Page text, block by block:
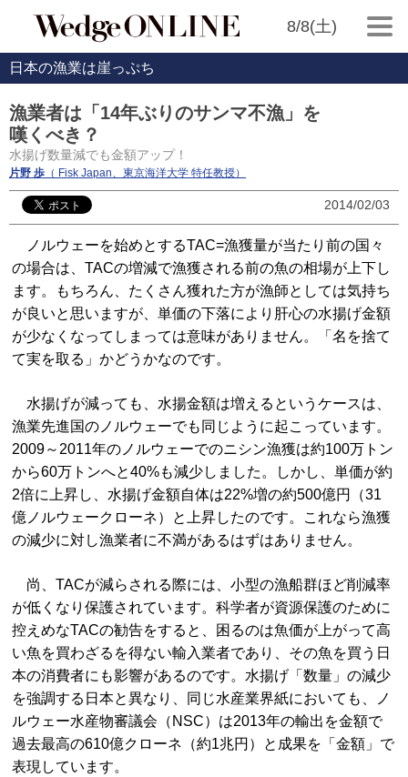
8/8(土)
日本の漁業は崖っぷち
漁業者は「14年ぶりのサンマ不漁」を
嘆くべき？
水揚げ数量減でも金額アップ！
片野 歩 （ Fisk Japan、東京海洋大学 特任教授）
2014/02/03
ノルウェーを始めとするTAC=漁獲量が当たり前の国々
の場合は、TACの増減で漁獲される前の魚の相場が上下し
ます。もちろん、たくさん獲れた方が漁師としては気持ち
が良いと思いますが、単価の下落により肝心の水揚げ金額
が少なくなってしまっては意味がありません。「名を捨て
て実を取る」かどうかなのです。
水揚げが減っても、水揚金額は増えるというケースは、
漁業先進国のノルウェーでも同じように起こっています。
2009～2011年のノルウェーでのニシン漁獲は約100万トン
から60万トンへと40%も減少しました。しかし、単価が約
2倍に上昇し、水揚げ金額自体は22%増の約500億円（31
億ノルウェークローネ）と上昇したのです。これなら漁獲
の減少に対し漁業者に不満があるはずはありません。
尚、TACが減らされる際には、小型の漁船群ほど削減率
が低くなり保護されています。科学者が資源保護のために
控えめなTACの勧告をすると、困るのは魚価が上がって高
い魚を買わざるを得ない輸入業者であり、その魚を買う日
本の消費者にも影響があるのです。水揚げ「数量」の減少
を強調する日本と異なり、同じ水産業界紙においても、ノ
ルウェー水産物審議会（NSC）は2013年の輸出を金額で
過去最高の610億クローネ（約1兆円）と成果を「金額」で
表現しています。